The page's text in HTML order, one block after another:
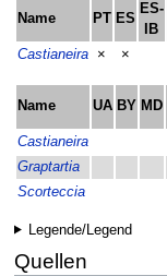
Name PT ES
ES-
IB
Castianeira × ×
Name UA BY MD
Castianeira
Graptartia
Scorteccia
Legende/Legend
Quellen